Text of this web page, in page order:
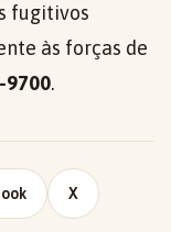
fugitivos
às forças de
9700.
X